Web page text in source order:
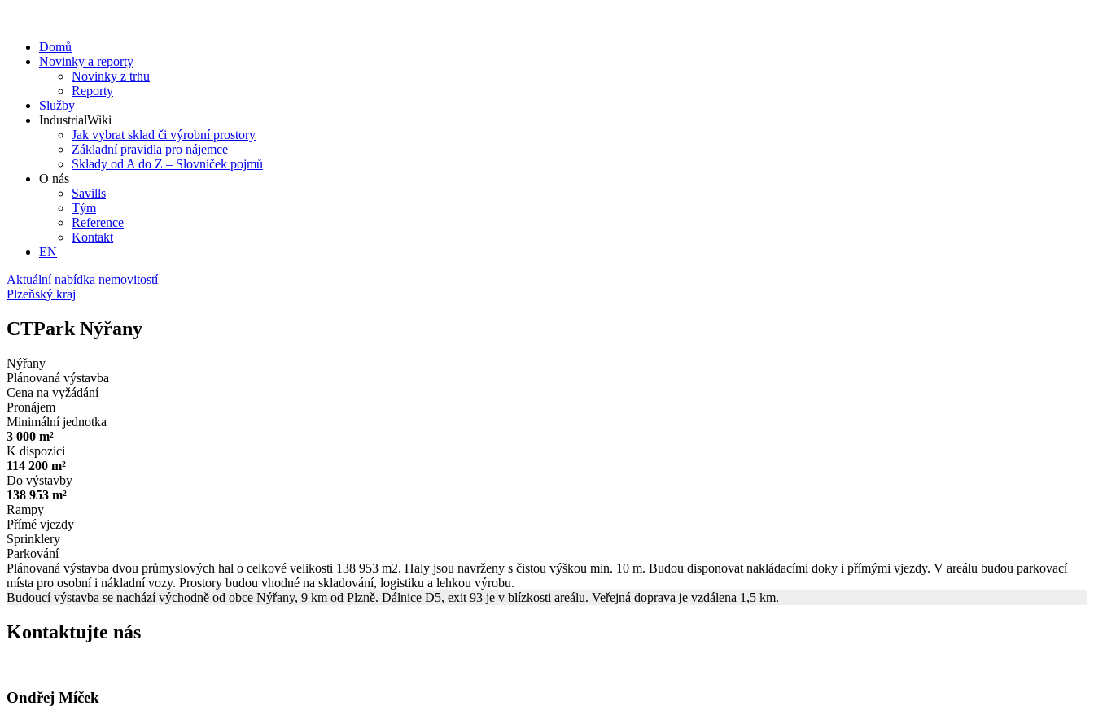
Domů
Novinky a reporty
Novinky z trhu
Reporty
Služby
IndustrialWiki
Jak vybrat sklad či výrobní prostory
Základní pravidla pro nájemce
Sklady od A do Z – Slovníček pojmů
O nás
Savills
Tým
Reference
Kontakt​
EN
Aktuální nabídka nemovitostí
Plzeňský kraj
CTPark Nýřany
Nýřany
Plánovaná výstavba
Cena na vyžádání
Pronájem
Minimální jednotka
3 000 m²
K dispozici
114 200 m²
Do výstavby
138 953 m²
Rampy
Přímé vjezdy
Sprinklery
Parkování
Plánovaná výstavba dvou průmyslových hal o celkové velikosti 138 953 m2. Haly jsou navrženy s čistou výškou min. 10 m. Budou disponovat nakládacími doky i přímými vjezdy. V areálu budou parkovací
místa pro osobní i nákladní vozy. Prostory budou vhodné na skladování, logistiku a lehkou výrobu.
Budoucí výstavba se nachází východně od obce Nýřany, 9 km od Plzně. Dálnice D5, exit 93 je v blízkosti areálu. Veřejná doprava je vzdálena 1,5 km.
Kontaktujte nás
Ondřej Míček